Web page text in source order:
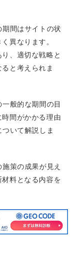
間はサイトの状
異なります。
、適切な戦略と
と考えられま
般的な期間の目
間がかかる理由
いて解説しま
策の成果が見え
料となる内容を